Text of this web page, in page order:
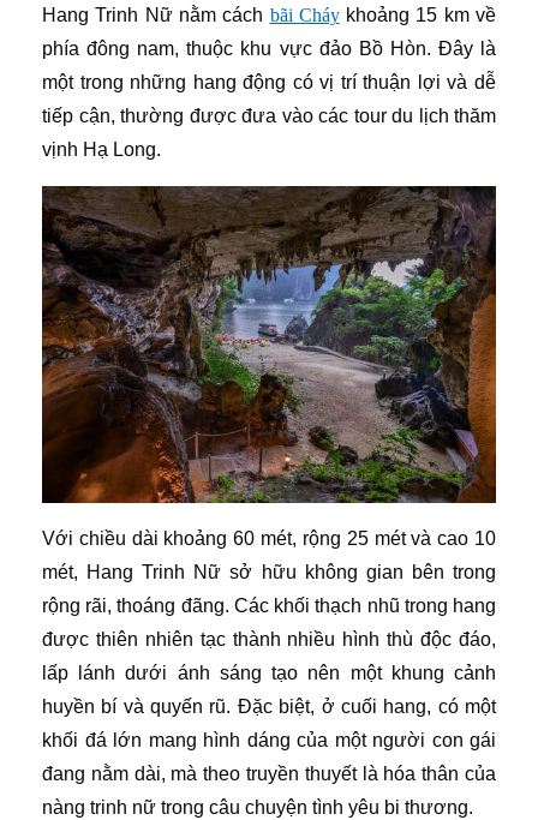
Hang Trinh Nữ nằm cách bãi Cháykhoảng 15 km về
phía đông nam, thuộc khu vực đảo Bồ Hòn. Đây là
một trong những hang động có vị trí thuận lợi và dễ
tiếp cận, thường được đưa vào các tour du lịch thăm
vịnh Hạ Long.
Với chiều dài khoảng 60 mét, rộng 25 mét và cao 10
mét, Hang Trinh Nữ sở hữu không gian bên trong
rộng rãi, thoáng đãng. Các khối thạch nhũ trong hang
được thiên nhiên tạc thành nhiều hình thù độc đáo,
lấp lánh dưới ánh sáng tạo nên một khung cảnh
huyền bí và quyến rũ. Đặc biệt, ở cuối hang, có một
khối đá lớn mang hình dáng của một người con gái
đang nằm dài, mà theo truyền thuyết là hóa thân của
nàng trinh nữ trong câu chuyện tình yêu bi thương.